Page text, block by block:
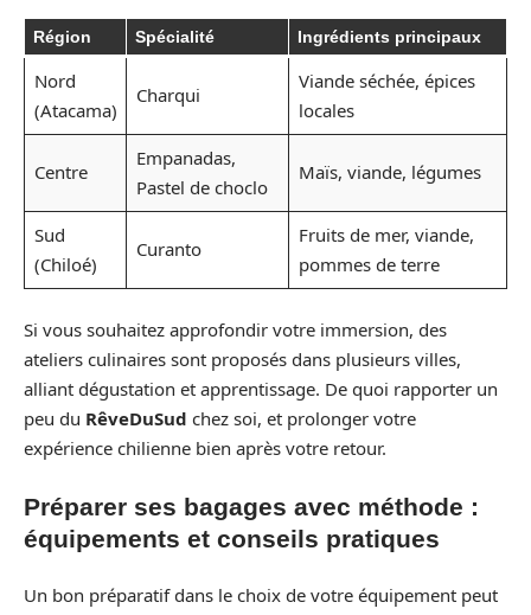
Région Spécialité Ingrédients principaux
Nord
(Atacama)
Charqui
Viande séchée, épices
locales
Centre
Empanadas,
Pastel de choclo
Maïs, viande, légumes
Sud
(Chiloé)
Curanto
Fruits de mer, viande,
pommes de terre
Si vous souhaitez approfondir votre immersion, des
ateliers culinaires sont proposés dans plusieurs villes,
alliant dégustation et apprentissage. De quoi rapporter un
peu du RêveDuSud chez soi, et prolonger votre
expérience chilienne bien après votre retour.
Préparer ses bagages avec méthode :
équipements et conseils pratiques
Un bon préparatif dans le choix de votre équipement peut